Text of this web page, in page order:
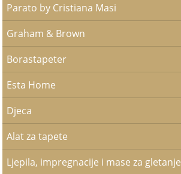
Parato by Cristiana Masi
Graham & Brown
Borastapeter
Esta Home
Djeca
Alat za tapete
Ljepila, impregnacije i mase za gletanje